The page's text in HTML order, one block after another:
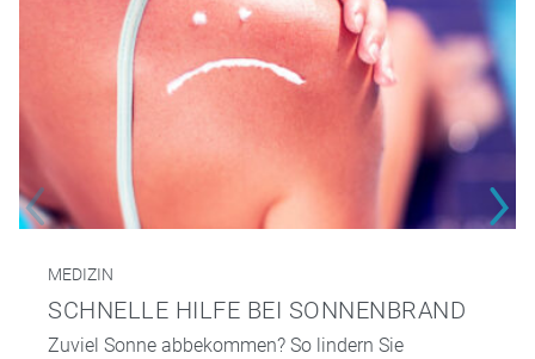
MEDIZIN
SCHNELLE HILFE BEI SONNENBRAND
Zuviel Sonne abbekommen? So lindern Sie